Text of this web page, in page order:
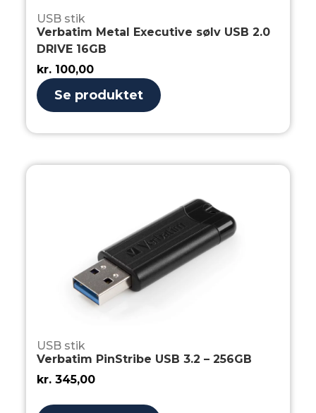
USB stik
Verbatim Metal Executive sølv USB 2.0
DRIVE 16GB
kr. 100,00
Se produktet
USB stik
Verbatim PinStribe USB 3.2 – 256GB
kr. 345,00